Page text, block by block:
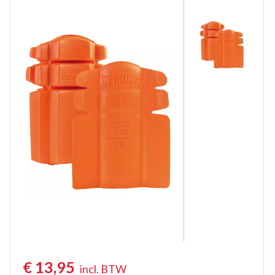
Kinderoveralls
Tuinbroeken
Tuinbroeken Vlamvertragend Antist.
Kindertuinbroeken
Bodybroeken
Kniebeschermers
€ 13,95 incl. BTW